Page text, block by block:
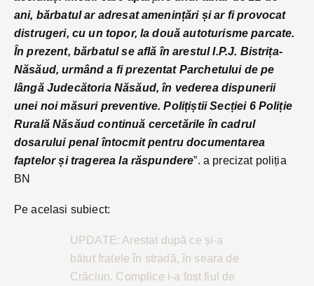
ani, bărbatul ar adresat amenințări și ar fi provocat
distrugeri, cu un topor, la două autoturisme parcate.
În prezent, bărbatul se află în arestul I.P.J. Bistrița-
Năsăud, urmând a fi prezentat Parchetului de pe
lângă Judecătoria Năsăud, în vederea dispunerii
unei noi măsuri preventive. Polițiștii Secției 6 Poliție
Rurală Năsăud continuă cercetările în cadrul
dosarului penal întocmit pentru documentarea
faptelor și tragerea la răspundere”. a precizat poliția
BN
Pe acelasi subiect:
UPDATE: Arestat după ce și-a
bătut fratele în stradă, în seara de
Crăciun. Complice i-a fost fiul de